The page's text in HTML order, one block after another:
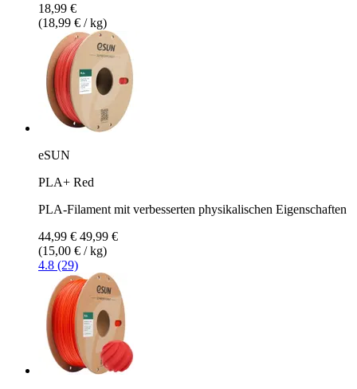
18,99 €
(18,99 € / kg)
eSUN
PLA+ Red
PLA-Filament mit verbesserten physikalischen Eigenschaften
44,99 € 49,99 €
(15,00 € / kg)
4.8 (29)